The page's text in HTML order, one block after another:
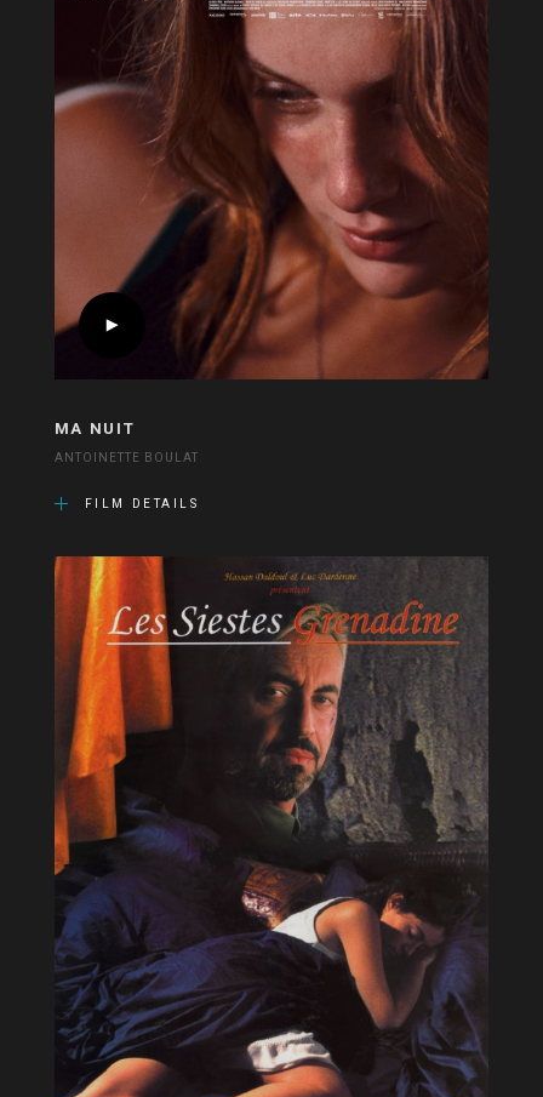
MA NUIT
ANTOINETTE BOULAT
FILM DETAILS